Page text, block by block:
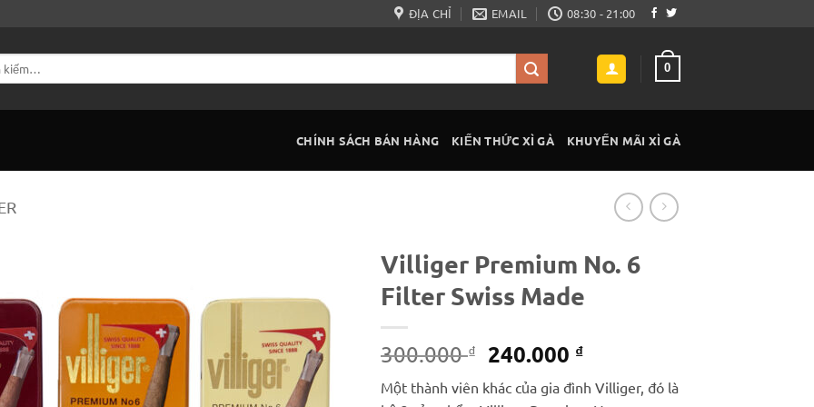
ĐỊA CHỈ EMAIL 08:30 - 21:00
0
CHÍNH SÁCH BÁN HÀNG KIẾN THỨC XÌ GÀ KHUYẾN MÃI XÌ GÀ
Villiger Premium No. 6
Filter Swiss Made
300.000₫ Giá
gốc
là:
240.000 ₫Giá
tại
Một thành viên khác của gia đình Villiger, đó là